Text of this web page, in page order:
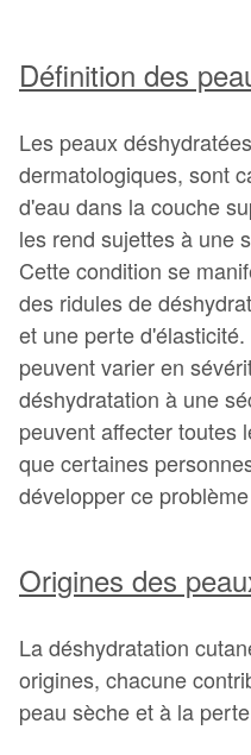
Définition des
Les peaux
dermatologiques, sont
d'eau dans la couche
les rend sujettes à une
Cette condition se
des ridules de
et une perte
peuvent varier en
déshydratation à une
peuvent affecter toutes
que certaines
développer ce
Origines des
La déshydratation
origines, chacune
peau sèche et à la